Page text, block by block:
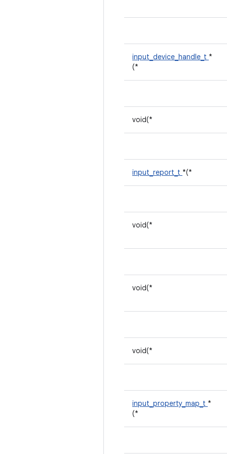
input_device_handle_t *
(*
void(*
input_report_t *(*
void(*
void(*
void(*
input_property_map_t *
(*